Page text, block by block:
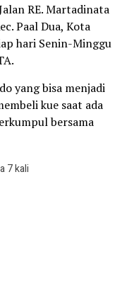
RE. Martadinata
Paal Dua, Kota
hari Senin-Minggu
yang bisa menjadi
kue saat ada
bersama
7 kali